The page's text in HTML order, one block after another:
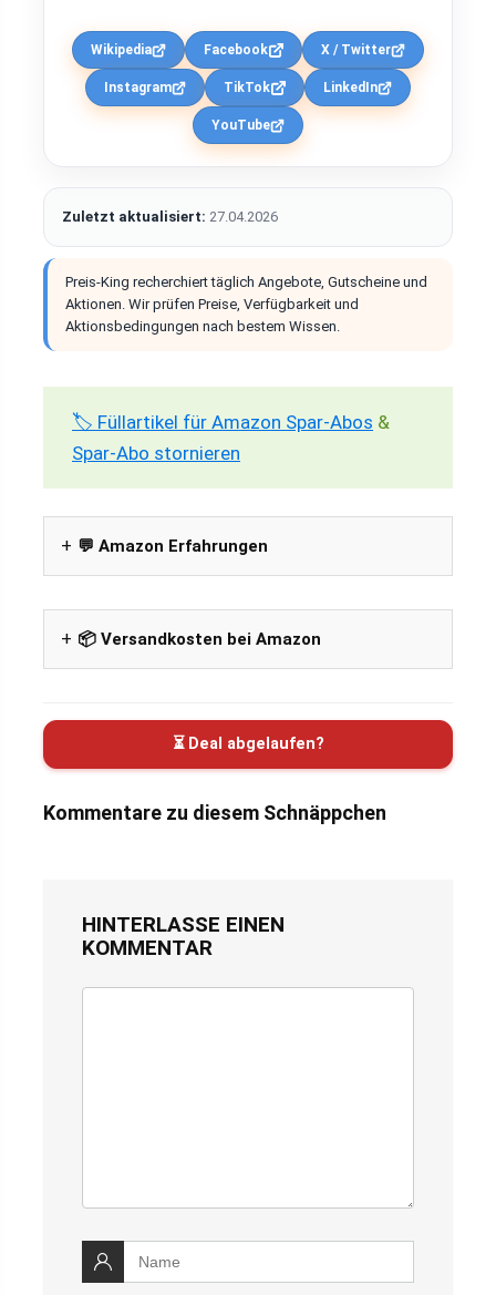
Wikipedia Facebook X / Twitter
Instagram TikTok LinkedIn
YouTube
Zuletzt aktualisiert: 27.04.2026
Preis-King recherchiert täglich Angebote, Gutscheine und
Aktionen. Wir prüfen Preise, Verfügbarkeit und
Aktionsbedingungen nach bestem Wissen.
🏷️ Füllartikel für Amazon Spar-Abos &
Spar-Abo stornieren
💬 Amazon Erfahrungen
📦 Versandkosten bei Amazon
⏳ Deal abgelaufen?
Kommentare zu diesem Schnäppchen
HINTERLASSE EINEN
KOMMENTAR